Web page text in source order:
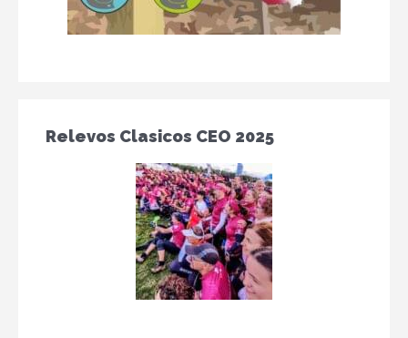
Relevos Clasicos CEO 2025